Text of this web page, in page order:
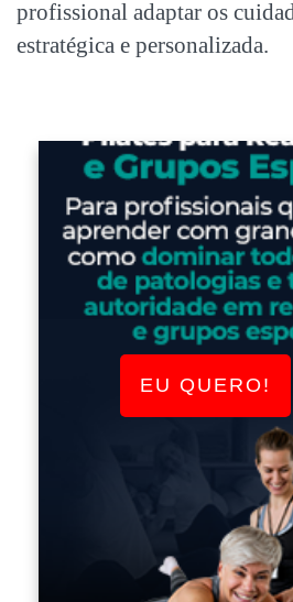
profissional adaptar os
estratégica e personalizada.
EU QUERO!